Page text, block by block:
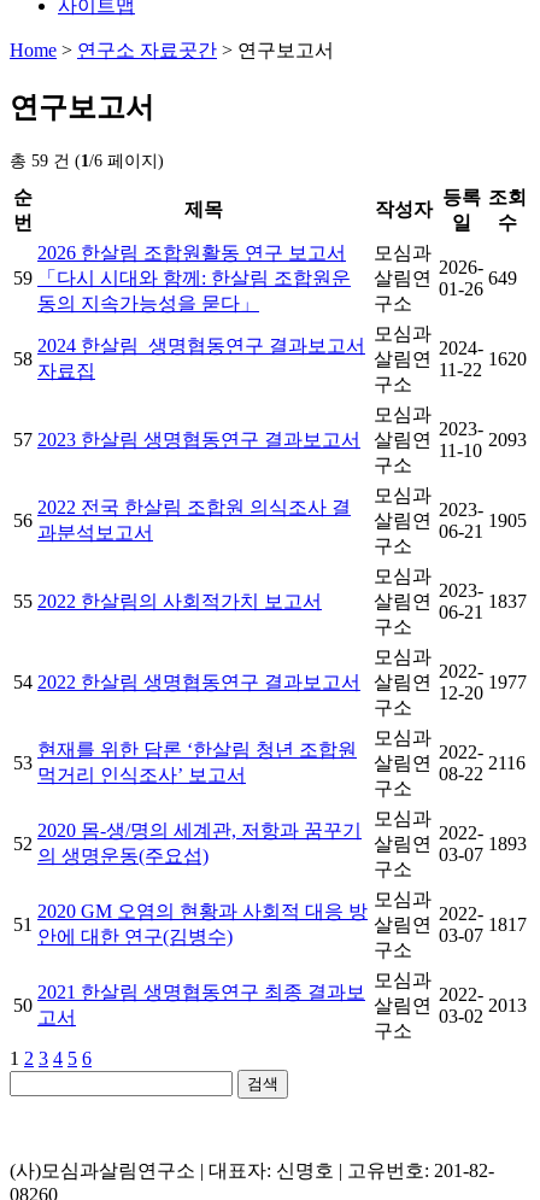
사이트맵
Home > 연구소 자료곳간 > 연구보고서
연구보고서
총 59 건 (1/6 페이지)
순
번
제목 작성자
등록
일
조회
수
59
2026 한살림 조합원활동 연구 보고서
「다시 시대와 함께: 한살림 조합원운
동의 지속가능성을 묻다」
모심과
살림연
구소
2026-
01-26
649
58
2024 한살림_생명협동연구 결과보고서
자료집
모심과
살림연
구소
2024-
11-22
1620
57 2023 한살림 생명협동연구 결과보고서
모심과
살림연
구소
2023-
11-10
2093
56
2022 전국 한살림 조합원 의식조사 결
과분석보고서
모심과
살림연
구소
2023-
06-21
1905
55 2022 한살림의 사회적가치 보고서
모심과
살림연
구소
2023-
06-21
1837
54 2022 한살림 생명협동연구 결과보고서
모심과
살림연
구소
2022-
12-20
1977
53
현재를 위한 담론 ‘한살림 청년 조합원
먹거리 인식조사’ 보고서
모심과
살림연
구소
2022-
08-22
2116
52
2020 몸-생/명의 세계관, 저항과 꿈꾸기
의 생명운동(주요섭)
모심과
살림연
구소
2022-
03-07
1893
51
2020 GM 오염의 현황과 사회적 대응 방
안에 대한 연구(김병수)
모심과
살림연
구소
2022-
03-07
1817
50
2021 한살림 생명협동연구 최종 결과보
고서
모심과
살림연
구소
2022-
03-02
2013
1 2 3 4 5 6
검색
(사)모심과살림연구소 | 대표자: 신명호 | 고유번호: 201-82-
08260